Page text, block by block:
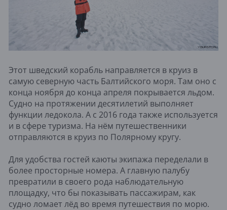
Этот шведский корабль направляется в круиз в
самую северную часть Балтийского моря. Там оно с
конца ноября до конца апреля покрывается льдом.
Судно на протяжении десятилетий выполняет
функции ледокола. А с 2016 года также используется
и в сфере туризма. На нём путешественники
отправляются в круиз по Полярному кругу.
Для удобства гостей каюты экипажа переделали в
более просторные номера. А главную палубу
превратили в своего рода наблюдательную
площадку, что бы показывать пассажирам, как
судно ломает лёд во время путешествия по морю.